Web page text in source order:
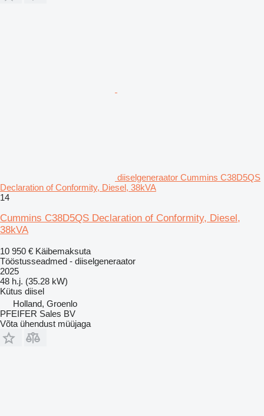
diiselgeneraator Cummins C38D5QS
Declaration of Conformity, Diesel, 38kVA
14
Cummins C38D5QS Declaration of Conformity, Diesel,
38kVA
10 950 € Käibemaksuta
Tööstusseadmed - diiselgeneraator
2025
48 h.j. (35.28 kW)
Kütus diisel
Holland, Groenlo
PFEIFER Sales BV
Võta ühendust müüjaga